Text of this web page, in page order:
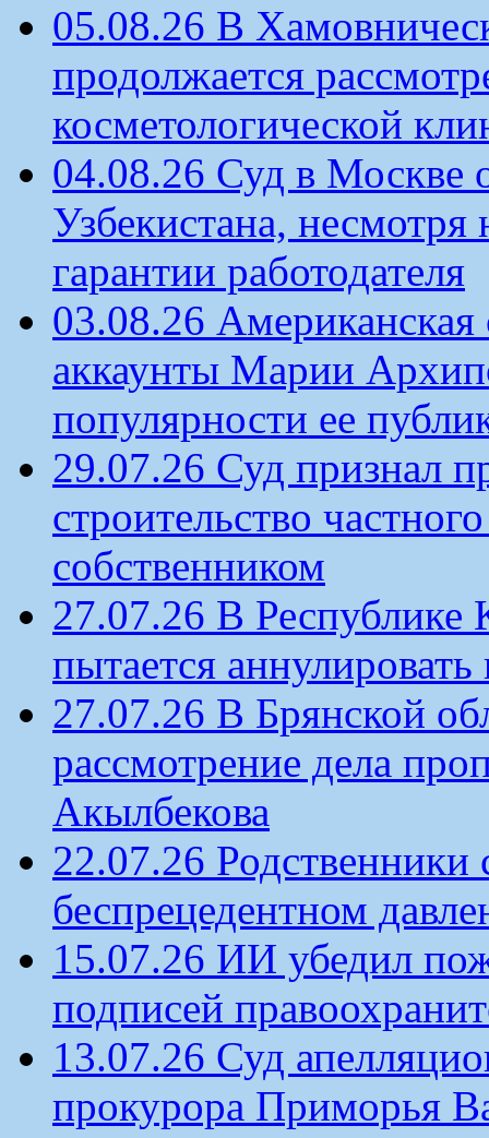
05.08.26 В
продолжается
косметологической
04.08.26 Суд в Москве
Узбекистана,
гарантии работодателя
03.08.26 Американская
аккаунты Марии
популярности ее
29.07.26 Суд признал
строительство
собственником
27.07.26 В
пытается аннулировать
27.07.26 В Брянской
рассмотрение дела
Акылбекова
22.07.26
беспрецедентном
15.07.26 ИИ убедил
подписей
13.07.26 Суд
прокурора Приморья